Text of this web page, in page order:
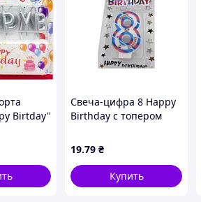
Birtday"
Свеча-цифра 8 Happy
Birthday с топером
19.79 ₴
Купить